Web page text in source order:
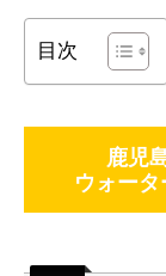
目次
鹿児
ウォー